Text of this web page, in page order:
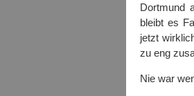
Dortmund
bleibt es
jetzt
zu eng
Nie war